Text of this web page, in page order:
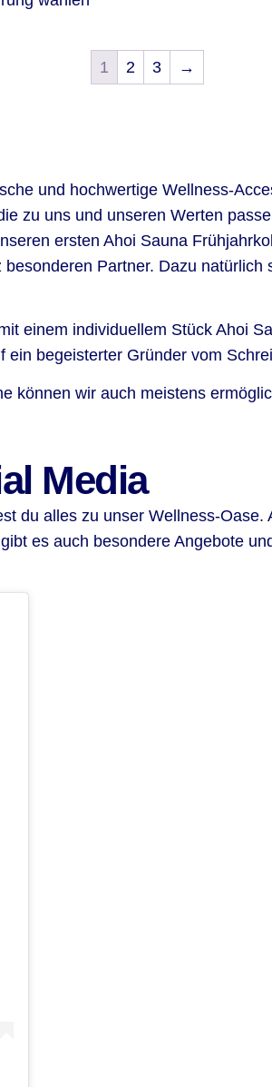
1 2 3 →
und hochwertige Wellness-
zu uns und unseren Werten
ersten Ahoi Sauna
Partner. Dazu
einem individuellem Stück Ahoi
begeisterter Gründer vom
können wir auch meistens
Media
du alles zu unser Wellness-
es auch besondere Angebote